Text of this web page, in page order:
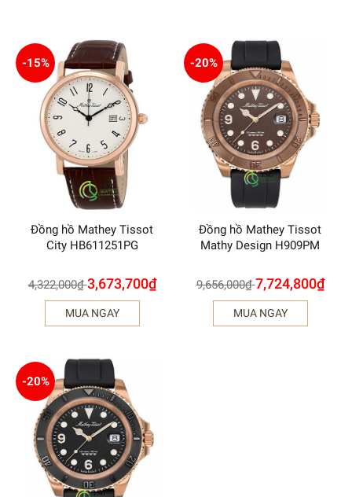
-15%
Đồng hồ Mathey Tissot
City HB611251PG
4,322,000₫ 3,673,700₫
MUA NGAY
-20%
Đồng hồ Mathey Tissot
Mathy Design H909PM
9,656,000₫ 7,724,800₫
MUA NGAY
-20%